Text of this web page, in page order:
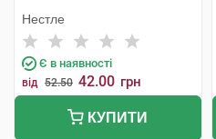
Нестле
Є в наявності
від 52.50 42.00 грн
КУПИТИ